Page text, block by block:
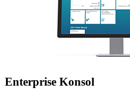
Enterprise Konsol